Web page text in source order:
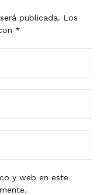
publicada. Los
*
y web en este